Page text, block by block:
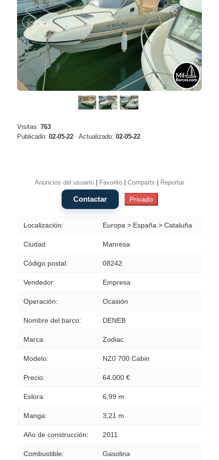
Visitas: 763
Publicado: 02-05-22 Actualizado: 02-05-22
Anuncios del usuario Favorito Compartir Reportar
Localización: Europa > España > Cataluña
Ciudad: Manresa
Código postal: 08242
Vendedor: Empresa
Operación: Ocasión
Nombre del barco: DENEB
Marca: Zodiac
Modelo: NZ0 700 Cabin
Precio: 64.000 €
Eslora: 6,99 m
Manga: 3,21 m
Año de construcción: 2011
Combustible: Gasolina